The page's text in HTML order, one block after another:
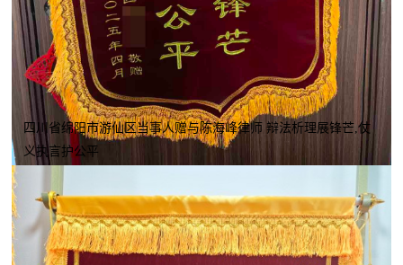
四川省绵阳市游仙区当事人赠与陈海峰律师 辩法析理展锋芒,仗
义执言护公平